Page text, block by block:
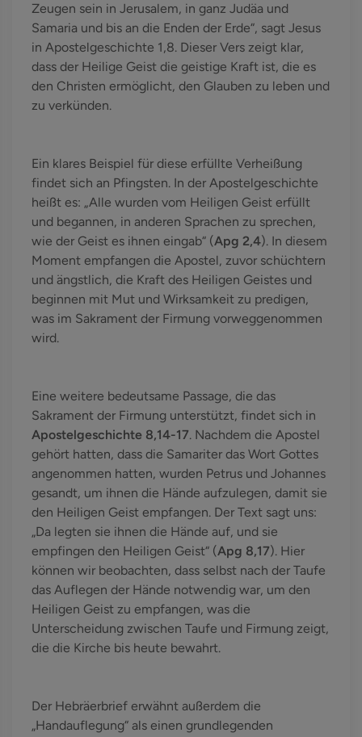
Zeugen sein in Jerusalem, in ganz Judäa und
Samaria und bis an die Enden der Erde“, sagt Jesus
in Apostelgeschichte 1,8. Dieser Vers zeigt klar,
dass der Heilige Geist die geistige Kraft ist, die es
den Christen ermöglicht, den Glauben zu leben und
zu verkünden.
Ein klares Beispiel für diese erfüllte Verheißung
findet sich an Pfingsten. In der Apostelgeschichte
heißt es: „Alle wurden vom Heiligen Geist erfüllt
und begannen, in anderen Sprachen zu sprechen,
wie der Geist es ihnen eingab“ (Apg 2,4). In diesem
Moment empfangen die Apostel, zuvor schüchtern
und ängstlich, die Kraft des Heiligen Geistes und
beginnen mit Mut und Wirksamkeit zu predigen,
was im Sakrament der Firmung vorweggenommen
wird.
Eine weitere bedeutsame Passage, die das
Sakrament der Firmung unterstützt, findet sich in
Apostelgeschichte 8,14-17. Nachdem die Apostel
gehört hatten, dass die Samariter das Wort Gottes
angenommen hatten, wurden Petrus und Johannes
gesandt, um ihnen die Hände aufzulegen, damit sie
den Heiligen Geist empfangen. Der Text sagt uns:
„Da legten sie ihnen die Hände auf, und sie
empfingen den Heiligen Geist“ (Apg 8,17). Hier
können wir beobachten, dass selbst nach der Taufe
das Auflegen der Hände notwendig war, um den
Heiligen Geist zu empfangen, was die
Unterscheidung zwischen Taufe und Firmung zeigt,
die die Kirche bis heute bewahrt.
Der Hebräerbrief erwähnt außerdem die
„Handauflegung“ als einen grundlegenden